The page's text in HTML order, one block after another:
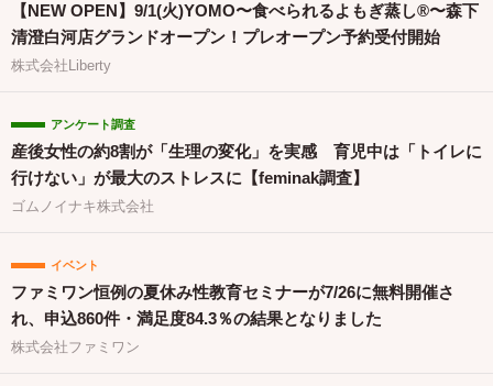
【NEW OPEN】9/1(火)YOMO〜食べられるよもぎ蒸し®〜森下
清澄白河店グランドオープン！プレオープン予約受付開始
株式会社Liberty
アンケート調査
産後女性の約8割が「生理の変化」を実感 育児中は「トイレに
行けない」が最大のストレスに【feminak調査】
ゴムノイナキ株式会社
イベント
ファミワン恒例の夏休み性教育セミナーが7/26に無料開催さ
れ、申込860件・満足度84.3％の結果となりました
株式会社ファミワン